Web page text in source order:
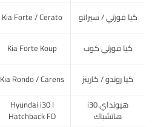
كيا فورتي / سيراتو
Kia Forte / Cerato
كيا فورتي كوب
Kia Forte Koup
كيا روندو / كارينز
Kia Rondo / Carens
هيونداي i30
هاتشباك
Hyundai i30 I
Hatchback FD